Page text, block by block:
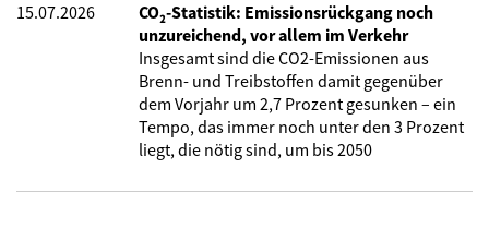
15.07.2026
CO₂-Statistik: Emissionsrückgang noch
unzureichend, vor allem im Verkehr
Insgesamt sind die CO2-Emissionen aus
Brenn- und Treibstoffen damit gegenüber
dem Vorjahr um 2,7 Prozent gesunken – ein
Tempo, das immer noch unter den 3 Prozent
liegt, die nötig sind, um bis 2050